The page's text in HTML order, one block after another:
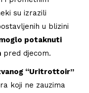
su izrazili
u blizini
potaknuti
pred djecom.
“Uritrottoir”
koji ne zauzima